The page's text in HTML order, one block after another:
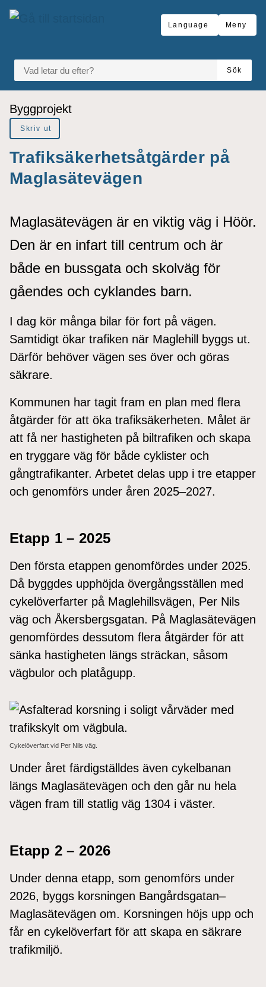
Gå till innehåll
till sidomeny
Language Meny
VAD LETAR DU EFTER?
Sök
Du är här:
Byggprojekt
Skriv ut
Trafiksäkerhetsåtgärder på
Maglasätevägen
Maglasätevägen är en viktig väg i Höör.
Den är en infart till centrum och är
både en bussgata och skolväg för
gåendes och cyklandes barn.
I dag kör många bilar för fort på vägen.
Samtidigt ökar trafiken när Maglehill byggs ut.
Därför behöver vägen ses över och göras
säkrare.
Kommunen har tagit fram en plan med flera
åtgärder för att öka trafiksäkerheten. Målet är
att få ner hastigheten på biltrafiken och skapa
en tryggare väg för både cyklister och
gångtrafikanter. Arbetet delas upp i tre etapper
och genomförs under åren 2025–2027.
Etapp 1 – 2025
Den första etappen genomfördes under 2025.
Då byggdes upphöjda övergångsställen med
cykelöverfarter på Maglehillsvägen, Per Nils
väg och Åkersbergsgatan. På Maglasätevägen
genomfördes dessutom flera åtgärder för att
sänka hastigheten längs sträckan, såsom
vägbulor och platågupp.
Cykelöverfart vid Per Nils väg.
Under året färdigställdes även cykelbanan
längs Maglasätevägen och den går nu hela
vägen fram till statlig väg 1304 i väster.
Etapp 2 – 2026
Under denna etapp, som genomförs under
2026, byggs korsningen Bangårdsgatan–
Maglasätevägen om. Korsningen höjs upp och
får en cykelöverfart för att skapa en säkrare
trafikmiljö.